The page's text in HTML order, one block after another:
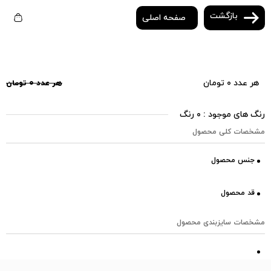
بازگشت صفحه اصلی
هر عدد ۰ تومان هر عدد ۰ تومان
رنگ های موجود : ۰ رنگ
مشخصات کلی محصول
جنس محصول
قد محصول
مشخصات سایزبندی محصول